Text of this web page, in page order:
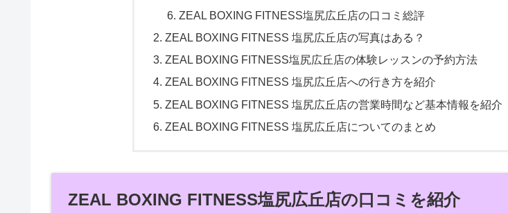
ZEAL BOXING FITNESS塩尻広丘店の口コミ総評
ZEAL BOXING FITNESS 塩尻広丘店の写真はある？
ZEAL BOXING FITNESS塩尻広丘店の体験レッスンの予約方法
ZEAL BOXING FITNESS 塩尻広丘店への行き方を紹介
ZEAL BOXING FITNESS 塩尻広丘店の営業時間など基本情報を紹介
ZEAL BOXING FITNESS 塩尻広丘店についてのまとめ
ZEAL BOXING FITNESS塩尻広丘店の口コミを紹介